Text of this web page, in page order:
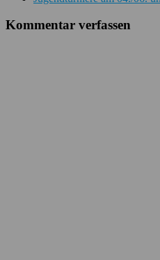
Kommentar verfassen